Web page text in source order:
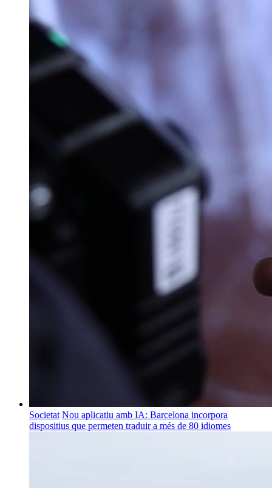
Societat Nou aplicatiu amb IA: Barcelona incorpora
dispositius que permeten traduir a més de 80 idiomes